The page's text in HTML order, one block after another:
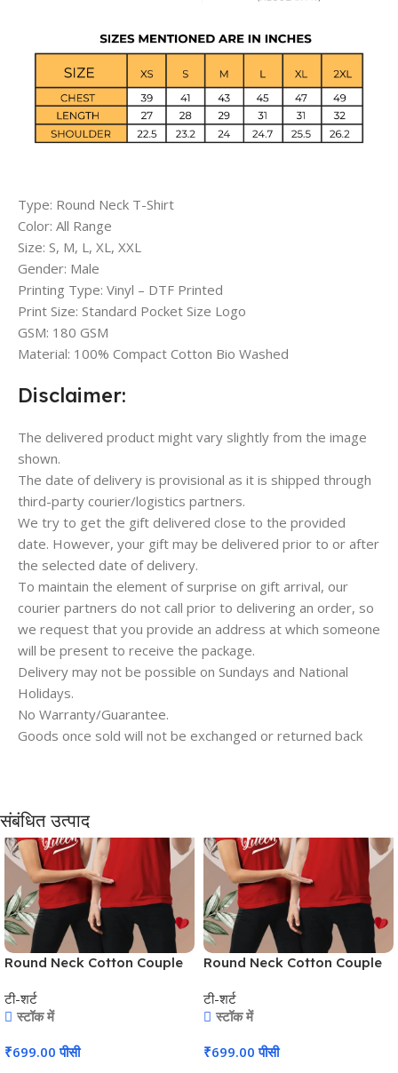
Type: Round Neck T-Shirt
Color: All Range
Size: S, M, L, XL, XXL
Gender: Male
Printing Type: Vinyl – DTF Printed
Print Size: Standard Pocket Size Logo
GSM: 180 GSM
Material: 100% Compact Cotton Bio Washed
Disclaimer:
The delivered product might vary slightly from the image
shown.
The date of delivery is provisional as it is shipped through
third-party courier/logistics partners.
We try to get the gift delivered close to the provided
date. However, your gift may be delivered prior to or after
the selected date of delivery.
To maintain the element of surprise on gift arrival, our
courier partners do not call prior to delivering an order, so
we request that you provide an address at which someone
will be present to receive the package.
Delivery may not be possible on Sundays and National
Holidays.
No Warranty/Guarantee.
Goods once sold will not be exchanged or returned back
संबंधित उत्पाद
Save
Round Neck Cotton Couple
टी-शर्ट
स्टॉक में
₹699.00 पीसी
Round Neck Cotton Couple
टी-शर्ट
स्टॉक में
₹699.00 पीसी